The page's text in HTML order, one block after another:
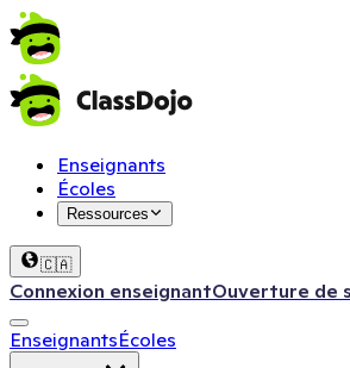
Enseignants
Écoles
Ressources
🇨🇦
Connexion enseignantOuverture de
EnseignantsÉcoles